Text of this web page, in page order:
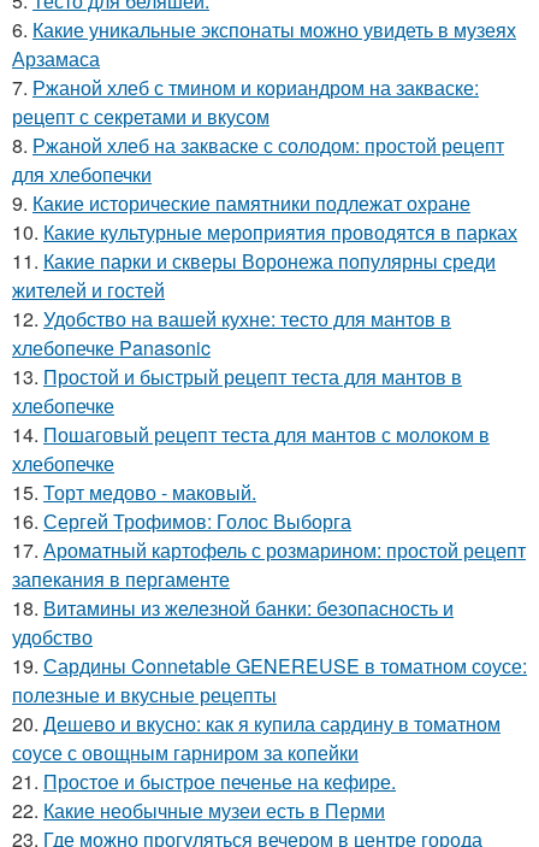
6. Какие уникальные экспонаты можно увидеть в музеях
Арзамаса
7. Ржаной хлеб с тмином и кориандром на закваске:
рецепт с секретами и вкусом
8. Ржаной хлеб на закваске с солодом: простой рецепт
для хлебопечки
9. Какие исторические памятники подлежат охране
10. Какие культурные мероприятия проводятся в парках
11. Какие парки и скверы Воронежа популярны среди
жителей и гостей
12. Удобство на вашей кухне: тесто для мантов в
хлебопечке Panasonic
13. Простой и быстрый рецепт теста для мантов в
хлебопечке
14. Пошаговый рецепт теста для мантов с молоком в
хлебопечке
15. Торт медово - маковый.
16. Сергей Трофимов: Голос Выборга
17. Ароматный картофель с розмарином: простой рецепт
запекания в пергаменте
18. Витамины из железной банки: безопасность и
удобство
19. Сардины Connetable GENEREUSE в томатном соусе:
полезные и вкусные рецепты
20. Дешево и вкусно: как я купила сардину в томатном
соусе с овощным гарниром за копейки
21. Простое и быстрое печенье на кефире.
22. Какие необычные музеи есть в Перми
23. Где можно прогуляться вечером в центре города